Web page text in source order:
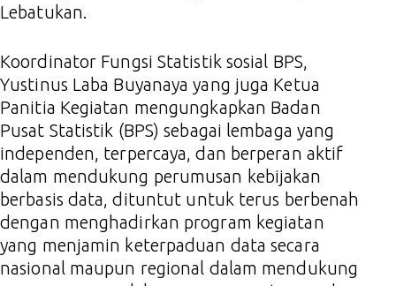
Lebatukan.
Koordinator Fungsi Statistik sosial BPS,
Yustinus Laba Buyanaya yang juga Ketua
Panitia Kegiatan mengungkapkan Badan
Pusat Statistik (BPS) sebagai lembaga yang
independen, terpercaya, dan berperan aktif
dalam mendukung perumusan kebijakan
berbasis data, dituntut untuk terus berbenah
dengan menghadirkan program kegiatan
yang menjamin keterpaduan data secara
nasional maupun regional dalam mendukung